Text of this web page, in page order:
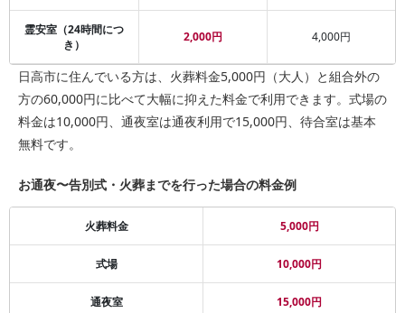
霊安室（24時間につ
き）
2,000円 4,000円
日高市に住んでいる方は、火葬料金5,000円（大人）と組合外の
方の60,000円に比べて大幅に抑えた料金で利用できます。式場の
料金は10,000円、通夜室は通夜利用で15,000円、待合室は基本
無料です。
お通夜〜告別式・火葬までを行った場合の料金例
火葬料金 5,000円
式場 10,000円
通夜室 15,000円